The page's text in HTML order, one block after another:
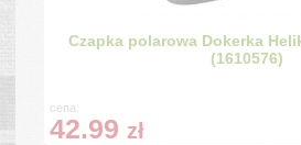
Czapka polarowa Dokerka
(1610576)
cena:
42.99 zł